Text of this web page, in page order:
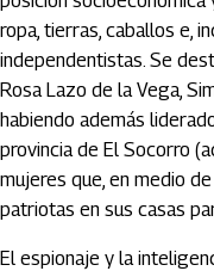
ropa, tierras, caballos e,
independentistas. Se
Rosa Lazo de la Vega,
habiendo además
provincia de El Socorro
mujeres que, en medio
patriotas en sus casas
El espionaje y la